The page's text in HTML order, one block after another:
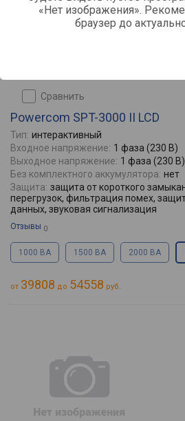
«Нет изображения».
браузер до
сравнить
Powercom SPT-3000 II LCD
Тип: интерактивный
Входное напряжение: 1 фаза (230 В)
Выходное напряжение: 1 фаза (230 В)
Без комплектного аккумулятора: нет
Защита: защита от короткого
перегрузок, фильтрация помех,
данных, звуковая сигнализация
Отзывы 0
1000 ВА 1500 ВА 2000 ВА
от 39808 до 54558 руб.